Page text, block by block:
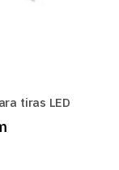
tiras LED